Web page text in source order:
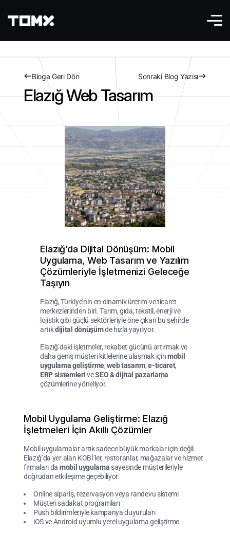
Bloga Geri Dön Sonraki Blog Yazısı
Elazığ Web Tasarım
Elazığ’da Dijital Dönüşüm: Mobil
Uygulama, Web Tasarım ve Yazılım
Çözümleriyle İşletmenizi Geleceğe
Taşıyın
Elazığ, Türkiye’nin en dinamik üretim ve ticaret
merkezlerinden biri. Tarım, gıda, tekstil, enerji ve
lojistik gibi güçlü sektörleriyle öne çıkan bu şehirde
artıkdijital dönüşümde hızla yayılıyor.
Elazığ’daki işletmeler, rekabet gücünü artırmak ve
daha geniş müşteri kitlelerine ulaşmak içinmobil
uygulama geliştirme,web tasarım,e-ticaret,
ERP sistemleriveSEO & dijital pazarlama
çözümlerine yöneliyor.
Mobil Uygulama Geliştirme: Elazığ
İşletmeleri İçin Akıllı Çözümler
Mobil uygulamalar artık sadece büyük markalar için değil.
Elazığ’da yer alan KOBİ’ler, restoranlar, mağazalar ve hizmet
firmaları da mobil uygulama sayesinde müşterileriyle
doğrudan etkileşime geçebiliyor.
Online sipariş, rezervasyon veya randevu sistemi
Müşteri sadakat programları
Push bildirimleriyle kampanya duyuruları
iOS ve Android uyumlu yerel uygulama geliştirme